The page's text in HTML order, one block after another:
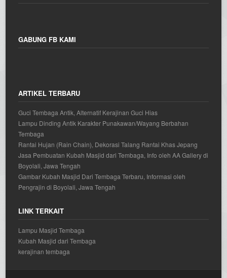
GABUNG FB KAMI
ARTIKEL TERBARU
Guci Tembaga Antik, Alternatif Kerajinan Guci Hias
Lampu Dinding Antik Karakter Punakawan/Wayang Berbahan
Tembaga
Rantai Hujan (Rain Chain), Dekorasi Talang Rantai Khas Jepang
Jasa Pembuatan Kubah Masjid dari Tembaga, Info oleh AA Gallery di
Boyolali, Jawa Tengah
Gambar Kubah Masjid Dari Tembaga Terbaru, Informasi oleh
Pengrajin di Boyolali, Jawa Tengah
LINK TERKAIT
Lampu Masjid Tembaga
Kubah Masjid dari Tembaga
kerajinan tembaga